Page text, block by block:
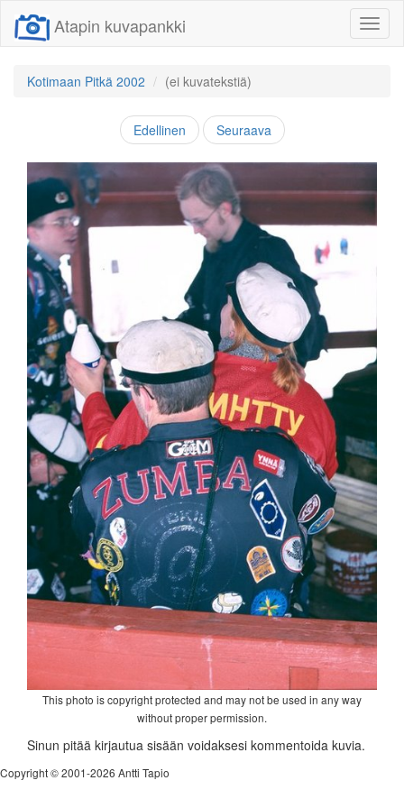
linkit
Atapin kuvapankki
Kotimaan Pitkä 2002 (ei kuvatekstiä)
Edellinen Seuraava
This photo is copyright protected and may not be used in any way
without proper permission.
Sinun pitää kirjautua sisään voidaksesi kommentoida kuvia.
Copyright © 2001-2026 Antti Tapio